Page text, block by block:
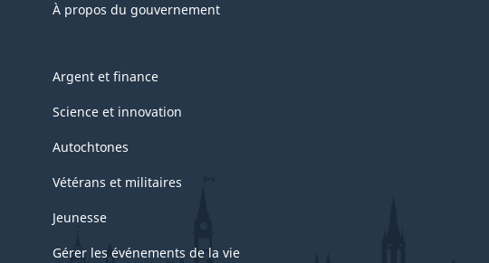
À propos du gouvernement
Argent et finance
Science et innovation
Autochtones
Vétérans et militaires
Jeunesse
Gérer les événements de la vie